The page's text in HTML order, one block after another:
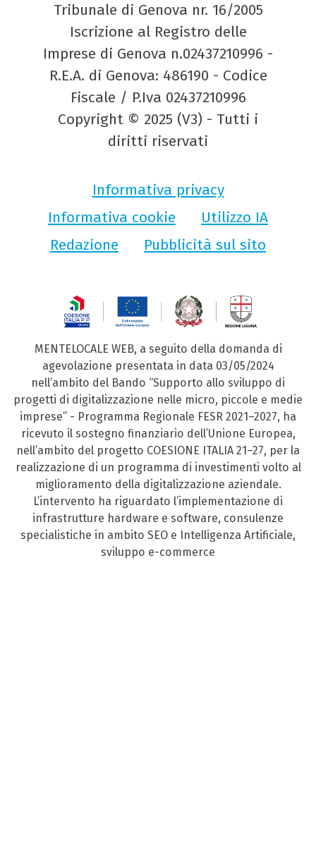
Tribunale di Genova nr. 16/2005
Iscrizione al Registro delle
Imprese di Genova n.02437210996 -
R.E.A. di Genova: 486190 - Codice
Fiscale / P.Iva 02437210996
Copyright © 2025 (V3) - Tutti i
diritti riservati
Informativa privacy
Informativa cookie
Utilizzo IA
Redazione
Pubblicità sul sito
MENTELOCALE WEB, a seguito della domanda di
agevolazione presentata in data 03/05/2024
nell’ambito del Bando “Supporto allo sviluppo di
progetti di digitalizzazione nelle micro, piccole e medie
imprese” - Programma Regionale FESR 2021–2027, ha
ricevuto il sostegno finanziario dell’Unione Europea,
nell’ambito del progetto COESIONE ITALIA 21–27, per la
realizzazione di un programma di investimenti volto al
miglioramento della digitalizzazione aziendale.
L’intervento ha riguardato l’implementazione di
infrastrutture hardware e software, consulenze
specialistiche in ambito SEO e Intelligenza Artificiale,
sviluppo e-commerce